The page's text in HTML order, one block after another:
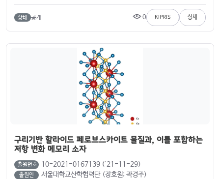
상태 공개 0 KIPRIS 상세
구리기반 할라이드 페로브스카이트 물질과, 이를 포함하는
저항 변화 메모리 소자
출원번호 10-2021-0167139 ('21-11-29)
출원인 서울대학교산학협력단 (장호원; 곽경주)